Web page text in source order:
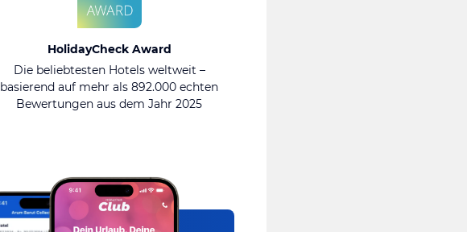
HolidayCheck Award
Die beliebtesten Hotels weltweit –
basierend auf mehr als 892.000 echten
Bewertungen aus dem Jahr 2025